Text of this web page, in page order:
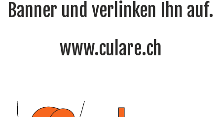
Banner und verlinken Ihn auf.
www.culare.ch